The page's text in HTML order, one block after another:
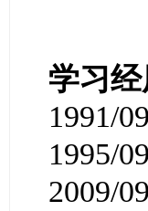
学习
1991/
1995/
2009/